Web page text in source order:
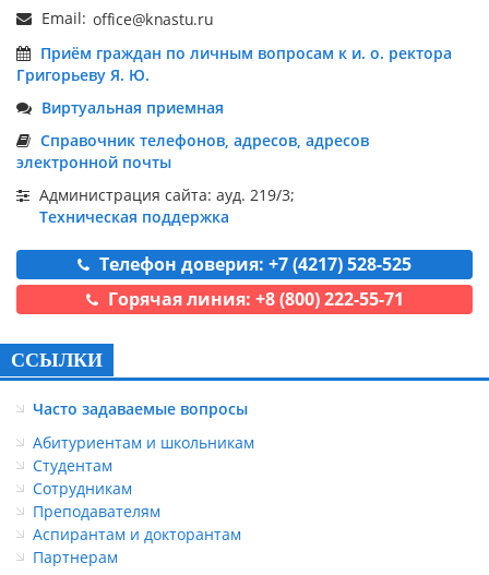
Email:
Приём граждан по личным вопросам к и. о. ректора
Григорьеву Я. Ю.
Виртуальная приемная
Справочник телефонов, адресов, адресов
электронной почты
Администрация сайта: ауд. 219/3;
Техническая поддержка
Телефон доверия: +7 (4217) 528-525
Горячая линия: +8 (800) 222-55-71
ССЫЛКИ
Часто задаваемые вопросы
Абитуриентам и школьникам
Студентам
Сотрудникам
Преподавателям
Аспирантам и докторантам
Партнерам